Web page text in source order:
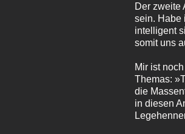
Der zweite
sein. Habe
intelligent
somit uns
Mir ist
Themas:
die
in diesen